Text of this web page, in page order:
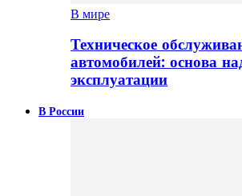
В мире
Техническое
автомобилей: основа
эксплуатации
В России